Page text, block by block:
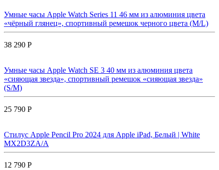
Умные часы Apple Watch Series 11 46 мм из алюминия цвета
«чёрный глянец», спортивный ремешок черного цвета (M/L)
38 290 Р
Умные часы Apple Watch SE 3 40 мм из алюминия цвета
«сияющая звезда», спортивный ремешок «сияющая звезда»
(S/M)
25 790 Р
Стилус Apple Pencil Pro 2024 для Apple iPad, Белый | White
MX2D3ZA/A
12 790 Р